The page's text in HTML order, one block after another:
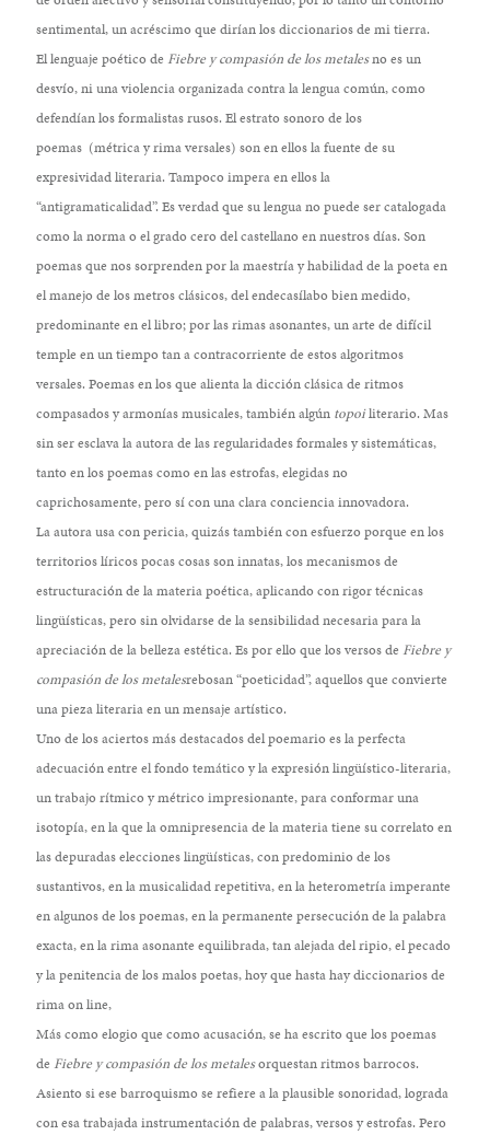
sentimental, un acréscimo que dirían los diccionarios de mi tierra.
El lenguaje poético deFiebre y compasión de los metalesno es un
desvío, ni una violencia organizada contra la lengua común, como
defendían los formalistas rusos. El estrato sonoro de los
poemas (métrica y rima versales) son en ellos la fuente de su
expresividad literaria. Tampoco impera en ellos la
“antigramaticalidad”. Es verdad que su lengua no puede ser catalogada
como la norma o el grado cero del castellano en nuestros días. Son
poemas que nos sorprenden por la maestría y habilidad de la poeta en
el manejo de los metros clásicos, del endecasílabo bien medido,
predominante en el libro; por las rimas asonantes, un arte de difícil
temple en un tiempo tan a contracorriente de estos algoritmos
versales. Poemas en los que alienta la dicción clásica de ritmos
compasados y armonías musicales, también algún topoiliterario. Mas
sin ser esclava la autora de las regularidades formales y sistemáticas,
tanto en los poemas como en las estrofas, elegidas no
caprichosamente, pero sí con una clara conciencia innovadora.
La autora usa con pericia, quizás también con esfuerzo porque en los
territorios líricos pocas cosas son innatas, los mecanismos de
estructuración de la materia poética, aplicando con rigor técnicas
lingüísticas, pero sin olvidarse de la sensibilidad necesaria para la
apreciación de la belleza estética. Es por ello que los versos deFiebre y
compasión de los metalesrebosan “poeticidad”, aquellos que convierte
una pieza literaria en un mensaje artístico.
Uno de los aciertos más destacados del poemario es la perfecta
adecuación entre el fondo temático y la expresión lingüístico-literaria,
un trabajo rítmico y métrico impresionante, para conformar una
isotopía, en la que la omnipresencia de la materia tiene su correlato en
las depuradas elecciones lingüísticas, con predominio de los
sustantivos, en la musicalidad repetitiva, en la heterometría imperante
en algunos de los poemas, en la permanente persecución de la palabra
exacta, en la rima asonante equilibrada, tan alejada del ripio, el pecado
y la penitencia de los malos poetas, hoy que hasta hay diccionarios de
rima on line,
Más como elogio que como acusación, se ha escrito que los poemas
deFiebre y compasión de los metalesorquestan ritmos barrocos.
Asiento si ese barroquismo se refiere a la plausible sonoridad, lograda
con esa trabajada instrumentación de palabras, versos y estrofas. Pero